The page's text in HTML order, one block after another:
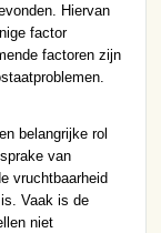
Hiervan
factor
factoren zijn
belangrijke rol
van
vruchtbaarheid
Vaak is de
niet